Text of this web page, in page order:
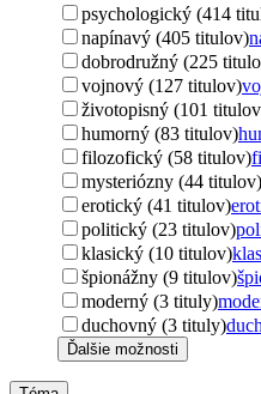
psychologický (414
napínavý (405 titulov)
dobrodružný (225
vojnový (127 titulov)
životopisný (101
humorný (83 titulov)
filozofický (58 titulov)
mysteriózny (44 titulov)
erotický (41 titulov)
politický (23 titulov)
klasický (10 titulov)
špionážny (9 titulov)
moderný (3 tituly)
duchovný (3 tituly)
Ďalšie možnosti